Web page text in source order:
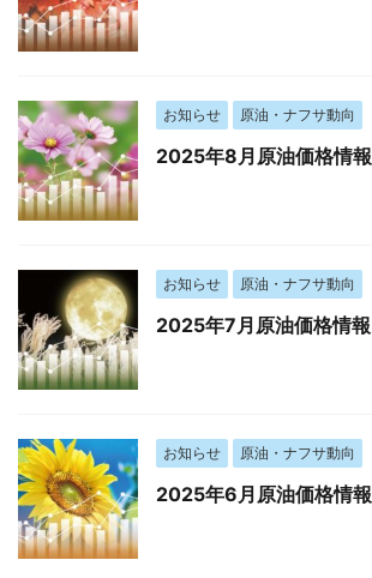
お知らせ 原油・ナフサ動向
2025年8月原油価格情報
お知らせ 原油・ナフサ動向
2025年7月原油価格情報
お知らせ 原油・ナフサ動向
2025年6月原油価格情報